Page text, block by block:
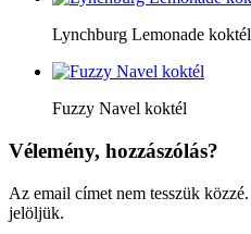
Lynchburg Lemonade koktél
Fuzzy Navel koktél
Vélemény, hozzászólás?
Az email címet nem tesszük közzé.
jelöljük.